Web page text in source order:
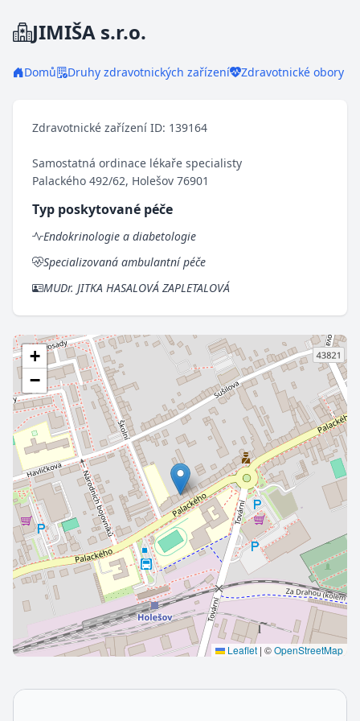
JIMIŠA s.r.o.
Domů Druhy zdravotnických zařízení Zdravotnické obory
Zdravotnické zařízení ID: 139164
Samostatná ordinace lékaře specialisty
Palackého 492/62, Holešov 76901
Typ poskytované péče
Endokrinologie a diabetologie
Specializovaná ambulantní péče
MUDr. JITKA HASALOVÁ ZAPLETALOVÁ
+
−
Leaflet | ©OpenStreetMap